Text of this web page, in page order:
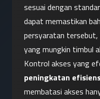
sesuai dengan
dapat memastikan
persyaratan tersebut,
yang mungkin timbul
peningkatan
membatasi akses